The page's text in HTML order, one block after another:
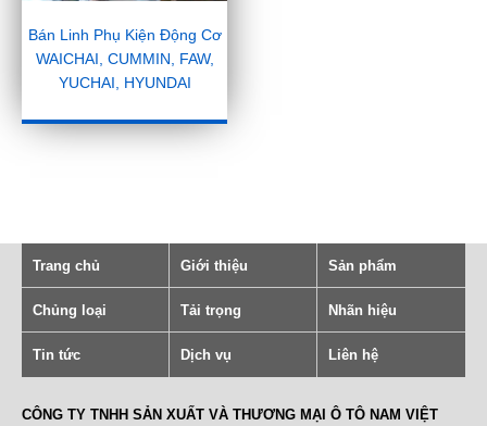
Bán Linh Phụ Kiện Động Cơ
WAICHAI, CUMMIN, FAW,
YUCHAI, HYUNDAI
Trang chủ Giới thiệu Sản phẩm
Chủng loại Tải trọng Nhãn hiệu
Tin tức Dịch vụ Liên hệ
CÔNG TY TNHH SẢN XUẤT VÀ THƯƠNG MẠI Ô TÔ NAM VIỆT